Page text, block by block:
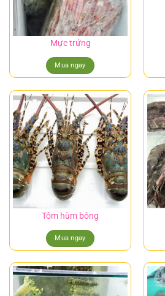
Mực trứng
Mua ngay
Tôm hùm bông
Mua ngay